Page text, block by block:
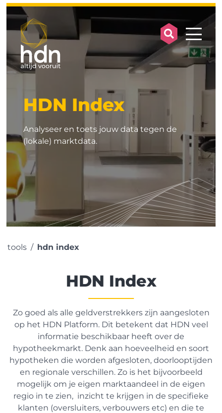
search
HDN Index
Analyseer en toets jouw data tegen de
(lokale) marktdata.
tools hdn index
HDN Index
Zo goed als alle geldverstrekkers zijn aangesloten
op het HDN Platform. Dit betekent dat HDN veel
informatie beschikbaar heeft over de
hypotheekmarkt. Denk aan hoeveelheid en soort
hypotheken die worden afgesloten, doorlooptijden
en regionale verschillen. Zo is het bijvoorbeeld
mogelijk om je eigen marktaandeel in de eigen
regio in te zien, inzicht te krijgen in de specifieke
klanten (oversluiters, verbouwers etc) en die te